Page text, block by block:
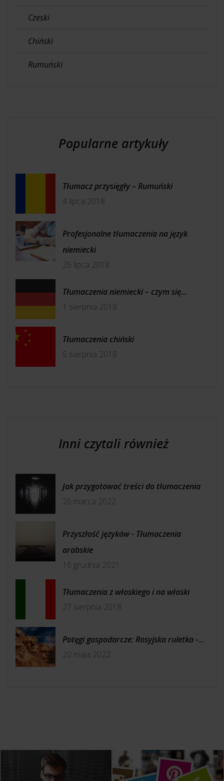
Czeski
Chiński
Rumuński
Popularne artykuły
Tłumacz przysięgły – Rumuński
4 lipca 2018
Profesjonalne tłumaczenia na język
niemiecki
26 lipca 2018
Tłumaczenia niemiecki – czym się...
1 sierpnia 2018
Tłumaczenia chiński
5 sierpnia 2018
Inni czytali również
Jak przygotować treści do tłumaczenia
26 marca 2022
Przyszłość języków - Tłumaczenia
arabskie
16 grudnia 2021
Tłumaczenia z włoskiego i na włoski
27 sierpnia 2018
Potęgi gospodarcze: Rosyjska ruletka -...
20 maja 2022